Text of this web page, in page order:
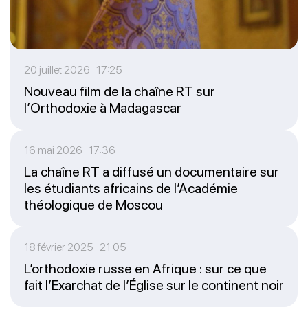
20 juillet 2026 17:25
Nouveau film de la chaîne RT sur
l’Orthodoxie à Madagascar
16 mai 2026 17:36
La chaîne RT a diffusé un documentaire sur
les étudiants africains de l’Académie
théologique de Moscou
18 février 2025 21:05
L’orthodoxie russe en Afrique : sur ce que
fait l’Exarchat de l’Église sur le continent noir